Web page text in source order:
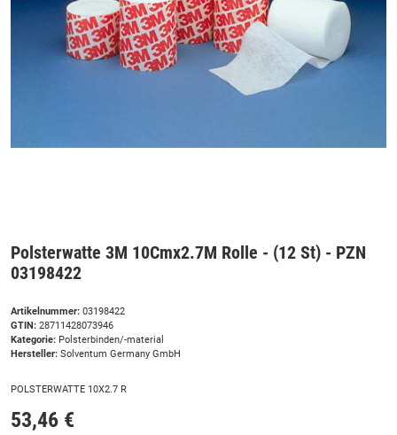
Polsterwatte 3M 10Cmx2.7M Rolle - (12 St) - PZN
03198422
Artikelnummer: 03198422
GTIN: 28711428073946
Kategorie: Polsterbinden/-material
Hersteller: Solventum Germany GmbH
POLSTERWATTE 10X2.7 R
53,46 €